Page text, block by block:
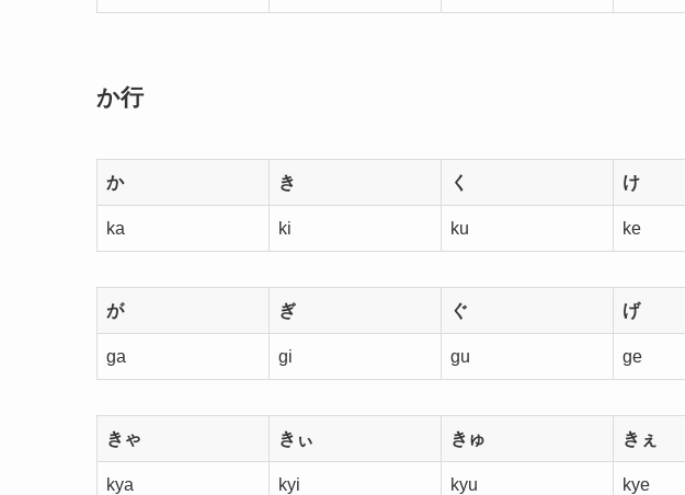
か行
か き く け
ka ki ku ke
が ぎ ぐ げ
ga gi gu ge
きゃ きぃ きゅ きぇ
kya kyi kyu kye